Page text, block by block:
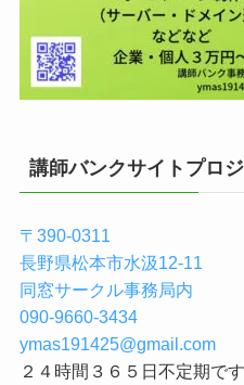
講師バンクサイトプロ
〒390-0311
長野県松本市水汲12-11
同窓サークル事務局内
090-9660-3434
ymas191425@gmail.com
２４時間３６５日不定期です